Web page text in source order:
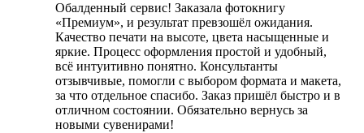
Обалденный сервис! Заказала фотокнигу
«Премиум», и результат превзошёл ожидания.
Качество печати на высоте, цвета насыщенные и
яркие. Процесс оформления простой и удобный,
всё интуитивно понятно. Консультанты
отзывчивые, помогли с выбором формата и макета,
за что отдельное спасибо. Заказ пришёл быстро и в
отличном состоянии. Обязательно вернусь за
новыми сувенирами!